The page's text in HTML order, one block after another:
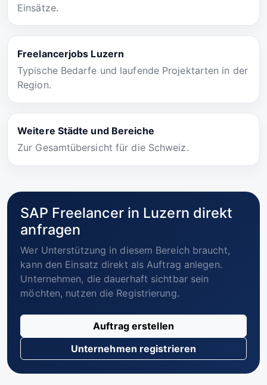
Einsätze.
Freelancerjobs Luzern
Typische Bedarfe und laufende Projektarten in der
Region.
Weitere Städte und Bereiche
Zur Gesamtübersicht für die Schweiz.
SAP Freelancer in Luzern direkt
anfragen
Wer Unterstützung in diesem Bereich braucht,
kann den Einsatz direkt als Auftrag anlegen.
Unternehmen, die dauerhaft sichtbar sein
möchten, nutzen die Registrierung.
Auftrag erstellen
Unternehmen registrieren